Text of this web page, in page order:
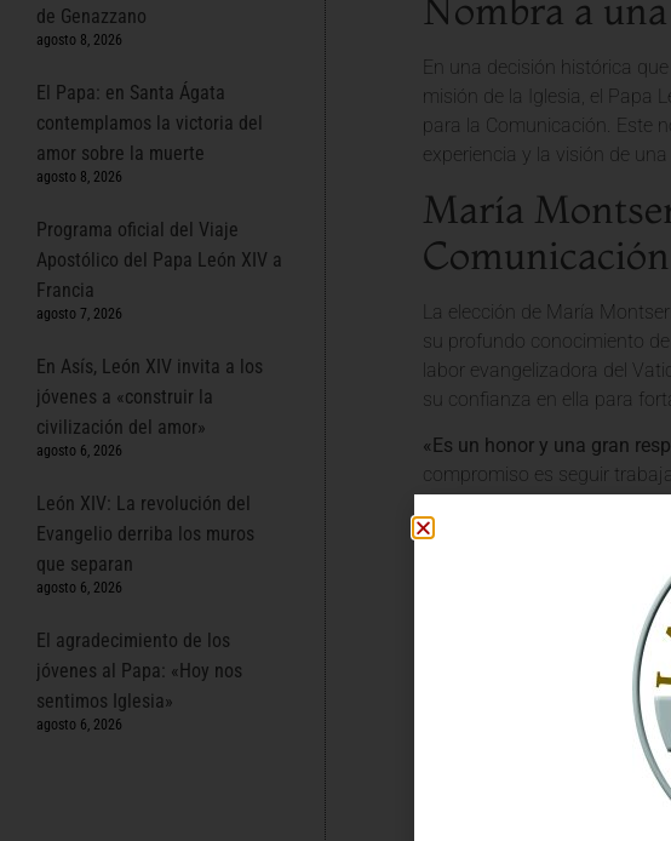
de Genazzano
agosto 8, 2026
El Papa: en Santa Ágata
contemplamos la victoria del
amor sobre la muerte
agosto 8, 2026
Programa oficial del Viaje
Apostólico del Papa León XIV a
Francia
agosto 7, 2026
En Asís, León XIV invita a los
jóvenes a «construir la
civilización del amor»
agosto 6, 2026
León XIV: La revolución del
Evangelio derriba los muros
que separan
agosto 6, 2026
El agradecimiento de los
jóvenes al Papa: «Hoy nos
sentimos Iglesia»
agosto 6, 2026
Nombra a
En una decisión histórica
misión de la Iglesia, el Papa
para la Comunicación. Este
experiencia y la visión de
María
La elección de María
su profundo conocimiento
labor evangelizadora del
su confianza en ella para
«Es un honor y una gran
compromiso es seguir
los medios de
amor de Cristo.»
Un Paso
Este nombramiento es un
Reconoce que los laicos,
evangelizadora. La
sobre el valor de la
«El Papa León XIV está
cercano al Vaticano. «Ver
los dones que el Espíritu